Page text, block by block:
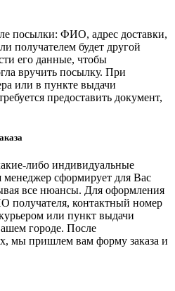
посылки: ФИО, адрес доставки,
получателем будет другой
его данные, чтобы
вручить посылку. При
или в пункте выдачи
предоставить документ,
либо индивидуальные
сформирует для Вас
все нюансы. Для оформления
получателя, контактный номер
или пункт выдачи
городе. После
мы пришлем вам форму заказа и